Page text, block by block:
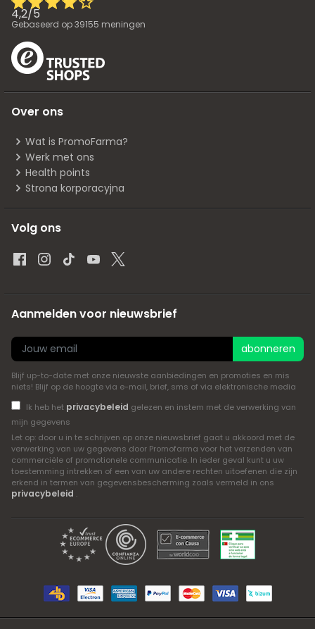
4,2/5
Gebaseerd op39155 meningen
Over ons
Wat is PromoFarma?
Werk met ons
Health points
Strona korporacyjna
Volg ons
Aanmelden voor nieuwsbrief
abonneren
Blijf up-to-date met onze nieuwste aanbiedingen en promoties en mis
niets! Blijf op de hoogte via e-mail, brief, sms of via elektronische media
Ik heb het privacybeleid gelezen en instem met de verwerking van
mijn gegevens
Let op: door u in te schrijven op onze nieuwsbrief gaat u akkoord met de
verwerking van uw gegevens door Promofarma voor het verzenden van
commerciële of promotionele communicatie. In ieder geval kunt u uw
toestemming intrekken of een van uw andere rechten uitoefenen die zijn
erkend in termen van gegevensbescherming zoals vermeld in ons
privacybeleid .